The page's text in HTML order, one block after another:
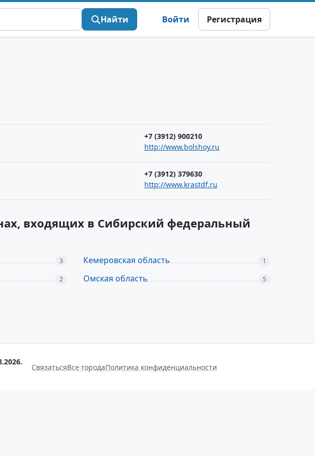
Найти Войти Регистрация
+7 (3912) 900210
http://www.bolshoy.ru
+7 (3912) 379630
http://www.krastdf.ru
входящих в Сибирский федеральный
3 Кемеровская область 1
2 Омская область 5
СвязатьсяВсе городаПолитика конфиденциальности